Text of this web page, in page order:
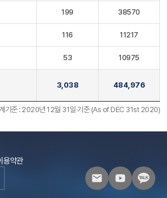
199 38570
116 11217
53 10975
3,038 484,976
기준 : 2020년 12월 31일 기준 (As of DEC 31st 2020)
용약관